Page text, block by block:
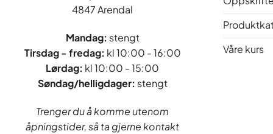
4847 Arendal
Mandag: stengt
Tirsdag - fredag: kl 10:00 - 16:00
Lørdag: kl 10:00 - 15:00
Søndag/helligdager: stengt
Trenger du å komme utenom
åpningstider, så ta gjerne kontakt
Våre kurs